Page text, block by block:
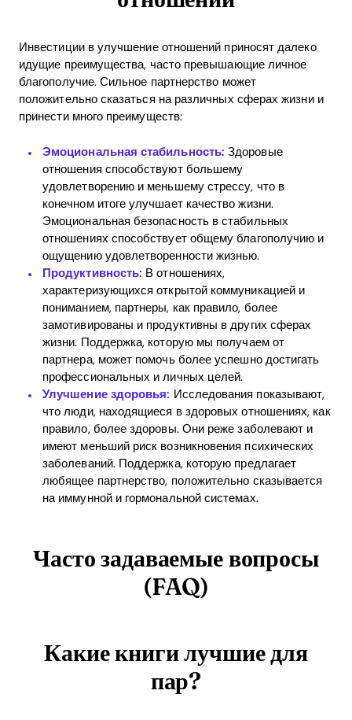
Инвестиции в улучшение отношений приносят далеко
идущие преимущества, часто превышающие личное
благополучие. Сильное партнерство может
положительно сказаться на различных сферах жизни и
принести много преимуществ:
Эмоциональная стабильность: Здоровые
отношения способствуют большему
удовлетворению и меньшему стрессу, что в
конечном итоге улучшает качество жизни.
Эмоциональная безопасность в стабильных
отношениях способствует общему благополучию и
ощущению удовлетворенности жизнью.
Продуктивность: В отношениях,
характеризующихся открытой коммуникацией и
пониманием, партнеры, как правило, более
замотивированы и продуктивны в других сферах
жизни. Поддержка, которую мы получаем от
партнера, может помочь более успешно достигать
профессиональных и личных целей.
Улучшение здоровья: Исследования показывают,
что люди, находящиеся в здоровых отношениях, как
правило, более здоровы. Они реже заболевают и
имеют меньший риск возникновения психических
заболеваний. Поддержка, которую предлагает
любящее партнерство, положительно сказывается
на иммунной и гормональной системах.
Часто задаваемые вопросы
(FAQ)
Какие книги лучшие для
пар?